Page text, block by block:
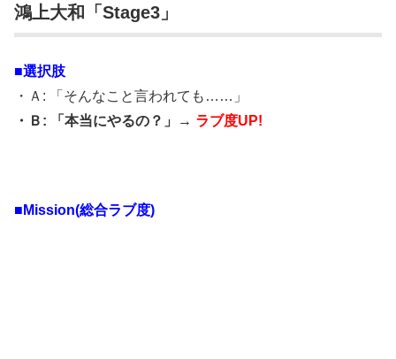
鴻上大和「Stage3」
■選択肢
・Ａ: 「そんなこと言われても……」
・Ｂ: 「本当にやるの？」→ ラブ度UP!
■Mission(総合ラブ度)